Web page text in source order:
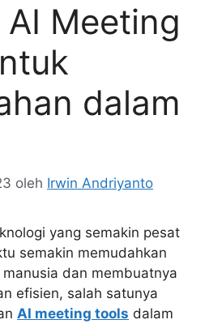
Meeting
dalam
oleh Irwin Andriyanto
yang semakin pesat
semakin memudahkan
dan membuatnya
efisien, salah satunya
AI meeting tools dalam